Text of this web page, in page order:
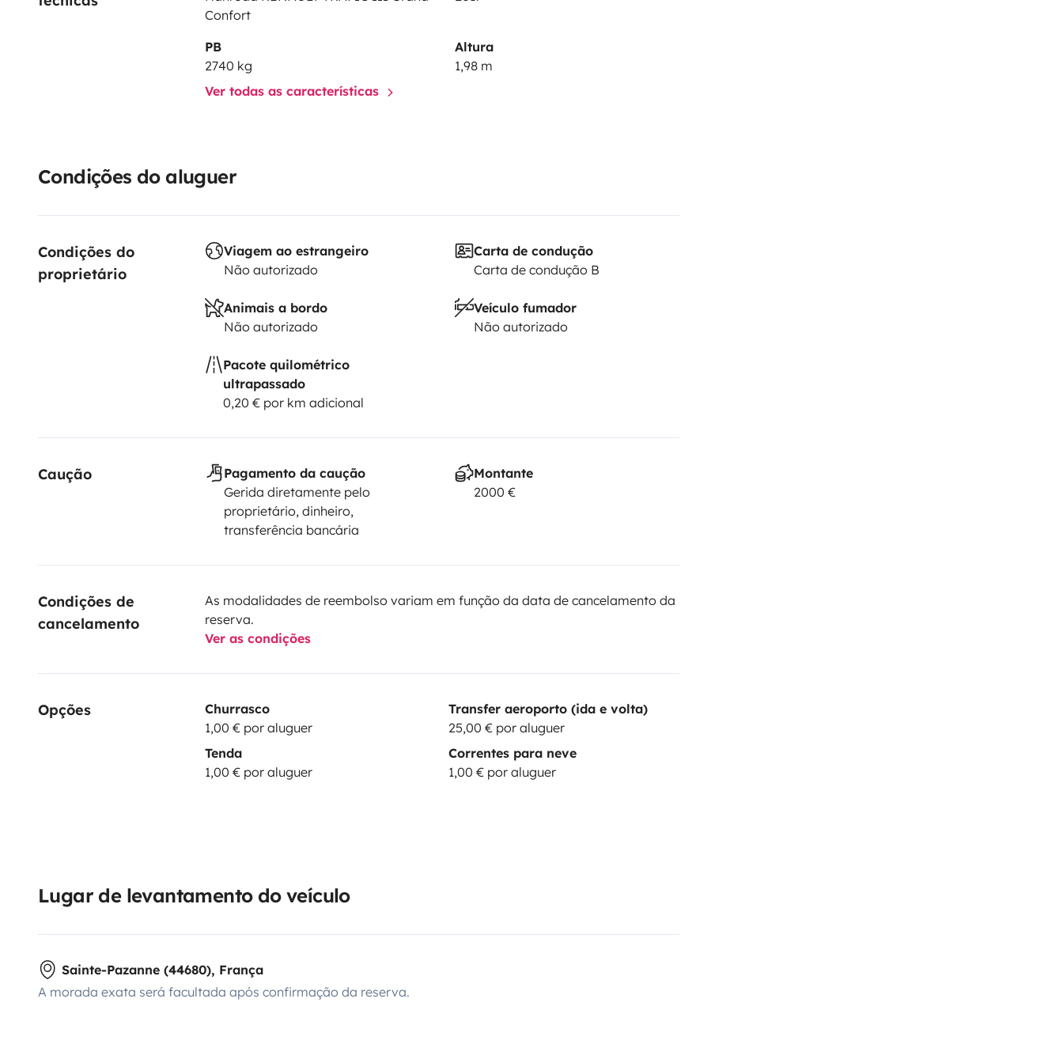
Confort
PB
2740 kg
Altura
1,98 m
Ver todas as características
Condições do aluguer
Condições do
proprietário
Viagem ao estrangeiro
Não autorizado
Carta de condução
Carta de condução B
Animais a bordo
Não autorizado
Veículo fumador
Não autorizado
Pacote quilométrico
ultrapassado
0,20 € por km adicional
Caução
Pagamento da caução
Gerida diretamente pelo
proprietário, dinheiro,
transferência bancária
Montante
2000 €
Condições de
cancelamento
As modalidades de reembolso variam em função da data de cancelamento da
reserva.
Ver as condições
Opções
Churrasco
1,00 € por aluguer
Transfer aeroporto (ida e volta)
25,00 € por aluguer
Tenda
1,00 € por aluguer
Correntes para neve
1,00 € por aluguer
Lugar de levantamento do veículo
Sainte-Pazanne (44680), França
A morada exata será facultada após confirmação da reserva.